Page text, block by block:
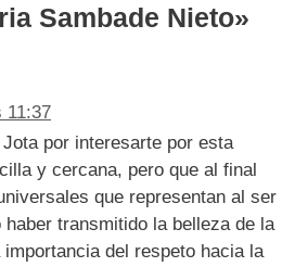
Sambade Nieto»
11:37
por interesarte por esta
y cercana, pero que al final
que representan al ser
haber transmitido la belleza de la
del respeto hacia la